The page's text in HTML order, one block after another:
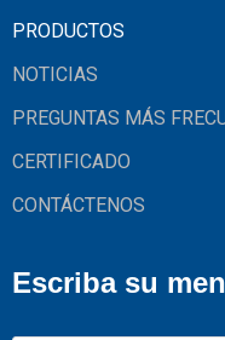
PRODUCTOS
NOTICIAS
PREGUNTAS MÁS
CERTIFICADO
CONTÁCTENOS
Escriba su